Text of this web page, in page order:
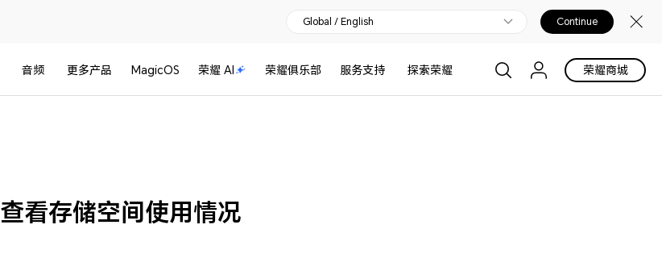
Global / English Continue
音频 更多产品 MagicOS 荣耀 AI 荣耀俱乐部 服务支持 探索荣耀 荣耀商城
查看存储空间使用情况